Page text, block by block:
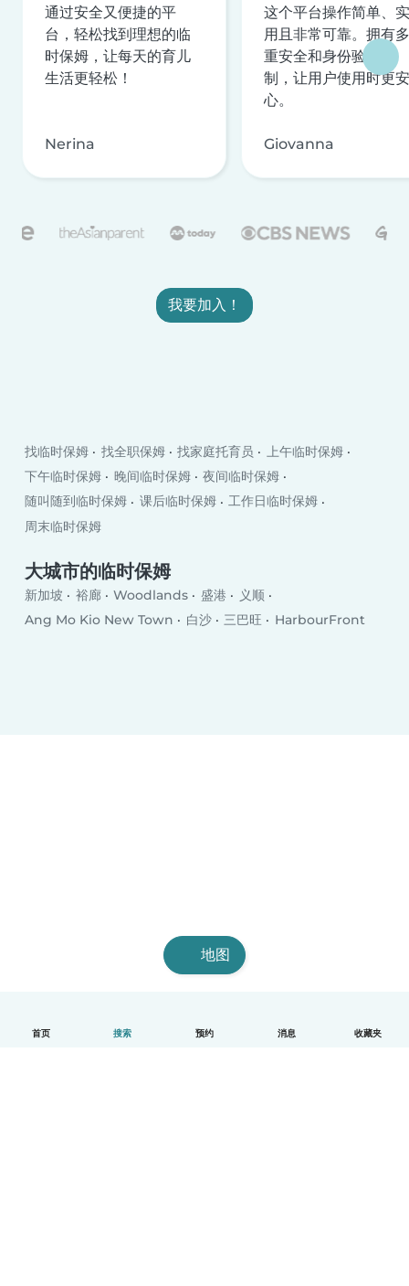
首页 搜索 预约 消息 收藏夹
通过安全又便捷的平
台，轻松找到理想的临
时保姆，让每天的育儿
生活更轻松！
Nerina
这个平台操作简单、实
用且非常可靠。拥有多
重安全和身份验证机
制，让用户使用时更安
心。
Giovanna
我要加入！
找临时保姆 找全职保姆 找家庭托育员
上午临时保姆
下午临时保姆
晚间临时保姆
夜间临时保姆
随叫随到临时保姆
课后临时保姆
工作日临时保姆
周末临时保姆
大城市的临时保姆
新加坡 裕廊 Woodlands 盛港
义顺
Ang Mo Kio New Town
白沙 三巴旺 HarbourFront
地图